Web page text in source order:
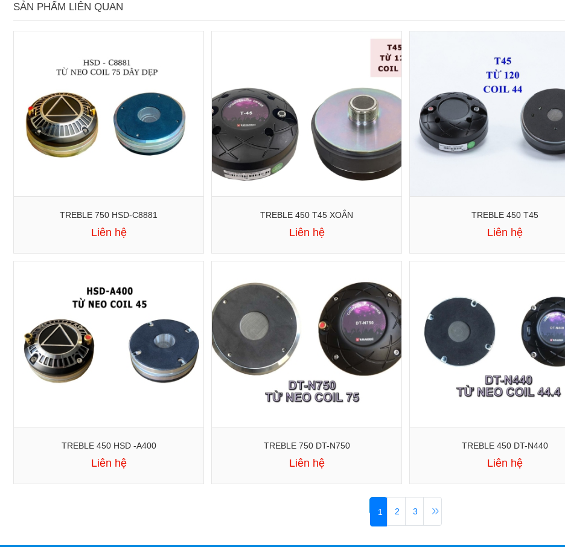
SẢN PHẨM LIÊN QUAN
TREBLE 750 HSD-C8881
Liên hệ
TREBLE 450 T45 XOẮN
Liên hệ
TREBLE 450 T45
Liên hệ
TREBLE 450 HSD -A400
Liên hệ
TREBLE 750 DT-N750
Liên hệ
TREBLE 450 DT-N440
Liên hệ
1 2 3